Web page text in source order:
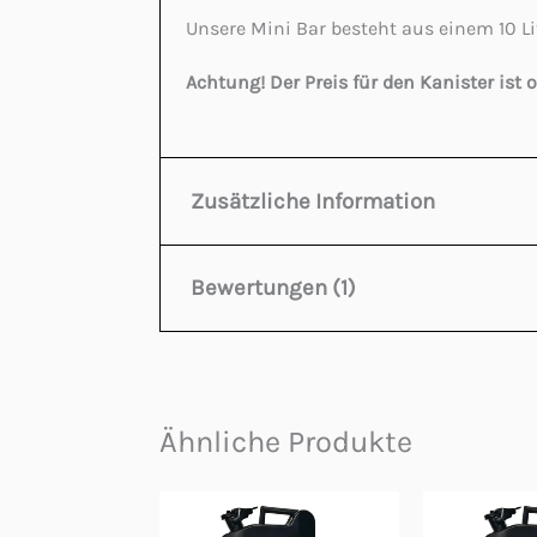
Unsere Mini Bar besteht aus einem 10
Achtung! Der Preis für den Kanister ist
Zusätzliche Information
Farbe
Masse
Material
Bewertungen (1)
Bewertet mit
von 5
Etwas Ungewöhnliches.
Ähnliche Produkte